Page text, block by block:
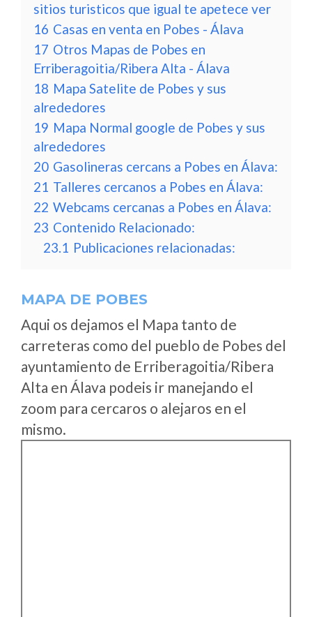
sitios turisticos que igual te apetece ver
16 Casas en venta en Pobes - Álava
17 Otros Mapas de Pobes en
Erriberagoitia/Ribera Alta - Álava
18 Mapa Satelite de Pobes y sus
alrededores
19 Mapa Normal google de Pobes y sus
alrededores
20 Gasolineras cercans a Pobes en Álava:
21 Talleres cercanos a Pobes en Álava:
22 Webcams cercanas a Pobes en Álava:
23 Contenido Relacionado:
23.1 Publicaciones relacionadas:
MAPA DE POBES
Aqui os dejamos el Mapa tanto de
carreteras como del pueblo de Pobes del
ayuntamiento de Erriberagoitia/Ribera
Alta en Álava podeis ir manejando el
zoom para cercaros o alejaros en el
mismo.